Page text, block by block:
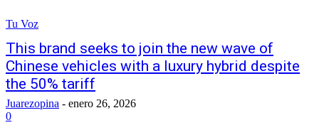
Tu Voz
This brand seeks to join the new wave of
Chinese vehicles with a luxury hybrid despite
the 50% tariff
Juarezopina - enero 26, 2026
0